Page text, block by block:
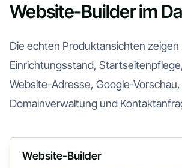
Website-Builder im
Die echten Produktansichten zeigen
Einrichtungsstand,
Website-Adresse, Google-Vorschau,
Domainverwaltung und
Website-Builder